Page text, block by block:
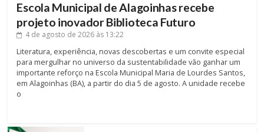
Escola Municipal de Alagoinhas recebe
projeto inovador Biblioteca Futuro
4 de agosto de 2026 às 13:22
Literatura, experiência, novas descobertas e um convite especial
para mergulhar no universo da sustentabilidade vão ganhar um
importante reforço na Escola Municipal Maria de Lourdes Santos,
em Alagoinhas (BA), a partir do dia 5 de agosto. A unidade recebe
o